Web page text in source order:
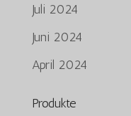
Juli 2024
Juni 2024
April 2024
Produkte